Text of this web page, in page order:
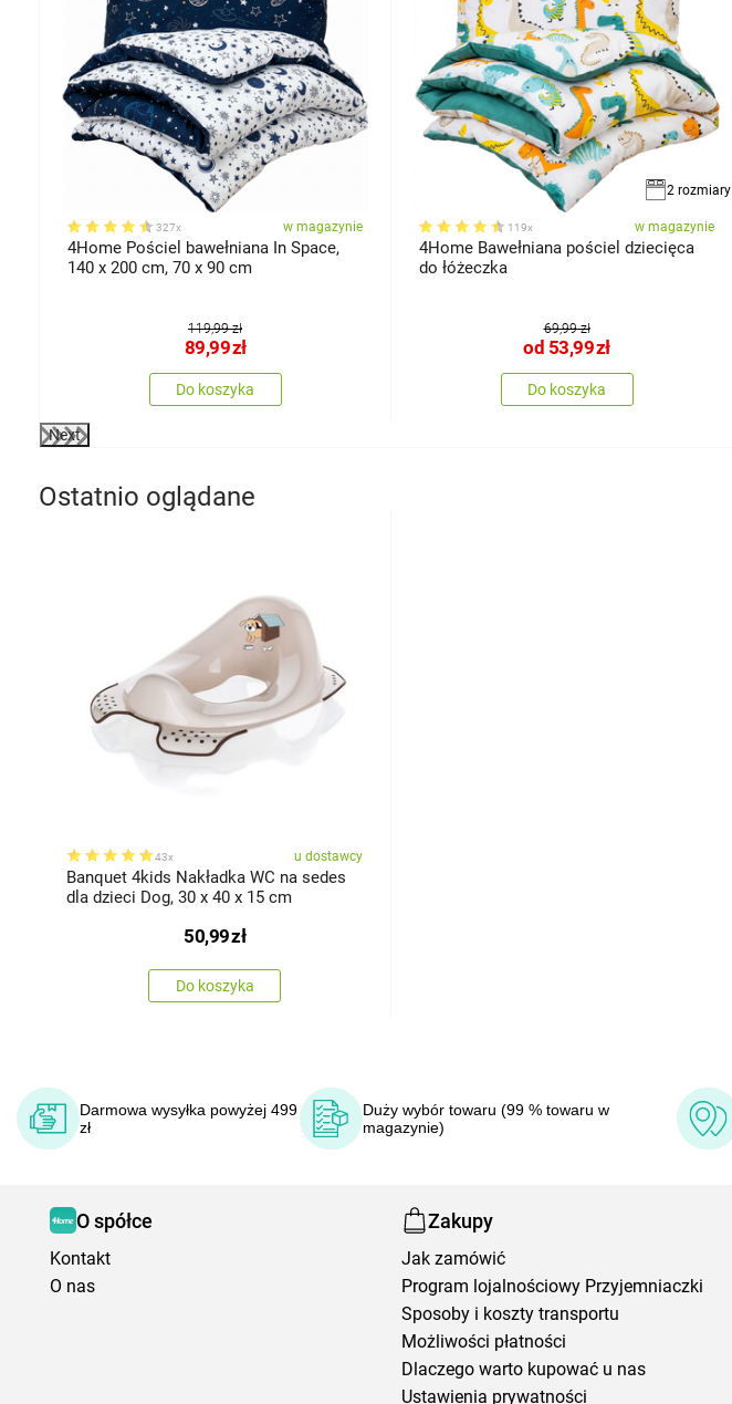
327x w magazynie
4Home Pościel bawełniana In Space,
140 x 200 cm, 70 x 90 cm
119,99 zł
89,99zł
Do koszyka
2 rozmiary
119x w magazynie
4Home Bawełniana pościel dziecięca
do łóżeczka
69,99 zł
od 53,99zł
Do koszyka
Next
Ostatnio oglądane
43x u dostawcy
Banquet 4kids Nakładka WC na sedes
dla dzieci Dog, 30 x 40 x 15 cm
50,99zł
Do koszyka
Darmowa wysyłka powyżej 499
zł
Duży wybór towaru (99 % towaru w
magazynie)
O spółce
Kontakt
O nas
Zakupy
Jak zamówić
Program lojalnościowy Przyjemniaczki
Sposoby i koszty transportu
Możliwości płatności
Dlaczego warto kupować u nas
Ustawienia prywatności